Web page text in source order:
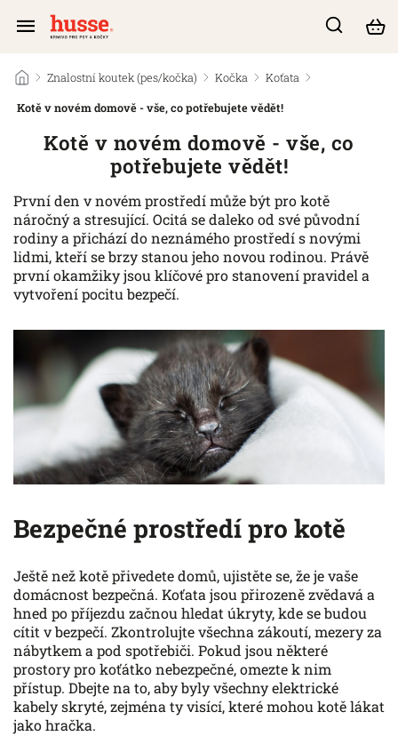
/ Znalostní koutek (pes/kočka) / Kočka / Koťata /
Kotě v novém domově - vše, co potřebujete vědět!
Kotě v novém domově - vše, co
potřebujete vědět!
První den v novém prostředí může být pro kotě
náročný a stresující. Ocitá se daleko od své původní
rodiny a přichází do neznámého prostředí s novými
lidmi, kteří se brzy stanou jeho novou rodinou. Právě
první okamžiky jsou klíčové pro stanovení pravidel a
vytvoření pocitu bezpečí.
Bezpečné prostředí pro kotě
Ještě než kotě přivedete domů, ujistěte se, že je vaše
domácnost bezpečná. Koťata jsou přirozeně zvědavá a
hned po příjezdu začnou hledat úkryty, kde se budou
cítit v bezpečí. Zkontrolujte všechna zákoutí, mezery za
nábytkem a pod spotřebiči. Pokud jsou některé
prostory pro koťátko nebezpečné, omezte k nim
přístup. Dbejte na to, aby byly všechny elektrické
kabely skryté, zejména ty visící, které mohou kotě lákat
jako hračka.